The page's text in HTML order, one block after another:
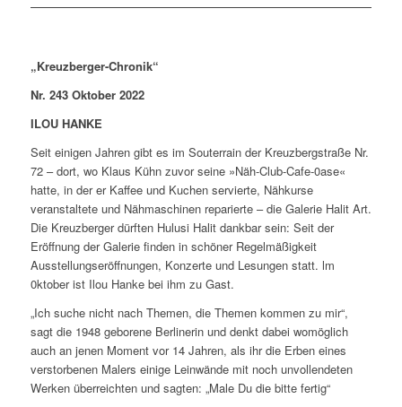
„Kreuzberger-Chronik“
Nr. 243 Oktober 2022
ILOU HANKE
Seit einigen Jahren gibt es im Souterrain der Kreuzbergstraße Nr.
72 – dort, wo Klaus Kühn zuvor seine »Näh-Club-Cafe-0ase«
hatte, in der er Kaffee und Kuchen servierte, Nähkurse
veranstaltete und Nähmaschinen reparierte – die Galerie Halit Art.
Die Kreuzberger dürften Hulusi Halit dankbar sein: Seit der
Eröffnung der Galerie finden in schöner Regelmäßigkeit
Ausstellungseröffnungen, Konzerte und Lesungen statt. lm
0ktober ist Ilou Hanke bei ihm zu Gast.
„Ich suche nicht nach Themen, die Themen kommen zu mir“,
sagt die 1948 geborene Berlinerin und denkt dabei womöglich
auch an jenen Moment vor 14 Jahren, als ihr die Erben eines
verstorbenen Malers einige Leinwände mit noch unvollendeten
Werken überreichten und sagten: „Male Du die bitte fertig“